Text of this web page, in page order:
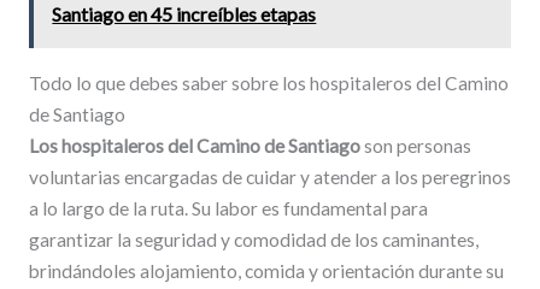
Santiago en 45 increíbles etapas
Todo lo que debes saber sobre los hospitaleros del Camino
de Santiago
Los hospitaleros del Camino de Santiagoson personas
voluntarias encargadas de cuidar y atender a los peregrinos
a lo largo de la ruta. Su labor es fundamental para
garantizar la seguridad y comodidad de los caminantes,
brindándoles alojamiento, comida y orientación durante su